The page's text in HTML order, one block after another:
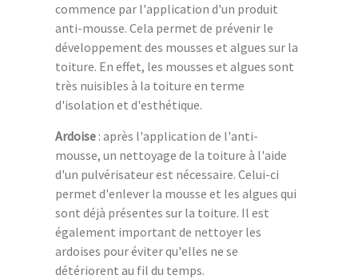
commence par l'application d'un produit
anti-mousse. Cela permet de prévenir le
développement des mousses et algues sur la
toiture. En effet, les mousses et algues sont
très nuisibles à la toiture en terme
d'isolation et d'esthétique.
Ardoise : après l'application de l'anti-
mousse, un nettoyage de la toiture à l'aide
d'un pulvérisateur est nécessaire. Celui-ci
permet d'enlever la mousse et les algues qui
sont déjà présentes sur la toiture. Il est
également important de nettoyer les
ardoises pour éviter qu'elles ne se
détériorent au fil du temps.